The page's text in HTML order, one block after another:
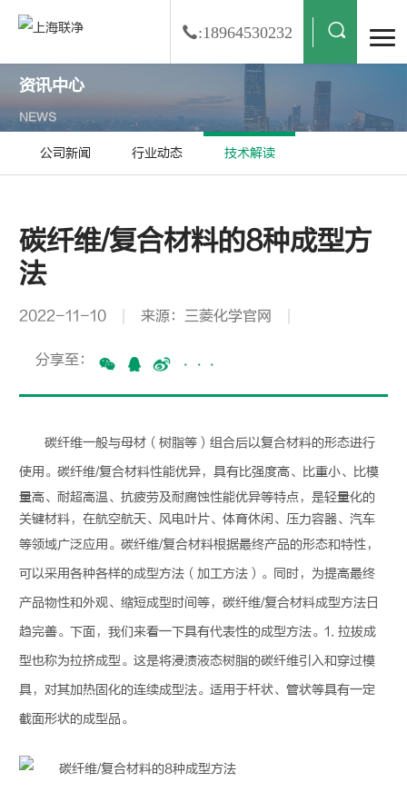
:18964530232
资讯中心
NEWS
公司新闻 行业动态 技术解读
碳纤维/复合材料的8种成型方
法
2022-11-10 来源：三菱化学官网
分享至： ···
碳纤维一般与母材（树脂等）组合后以复合材料的形态进行
使用。碳纤维/复合材料性能优异，具有比强度高、比重小、比模
量高、耐超高温、抗疲劳及耐腐蚀性能优异等特点，是轻量化的
关键材料，在航空航天、风电叶片、体育休闲、压力容器、汽车
等领域广泛应用。碳纤维/复合材料根据最终产品的形态和特性，
可以采用各种各样的成型方法（加工方法）。同时，为提高最终
产品物性和外观、缩短成型时间等，碳纤维/复合材料成型方法日
趋完善。下面，我们来看一下具有代表性的成型方法。1. 拉拔成
型也称为拉挤成型。这是将浸渍液态树脂的碳纤维引入和穿过模
具，对其加热固化的连续成型法。适用于杆状、管状等具有一定
截面形状的成型品。